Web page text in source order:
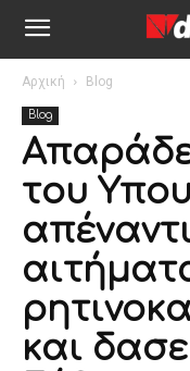
Αρχική Blog
Blog
του
και